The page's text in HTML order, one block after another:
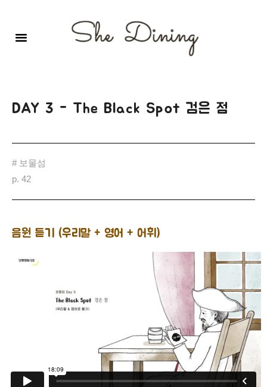
DAY 3 - The Black Spot 검은 점
# 보물섬
p. 42
음원 듣기 (우리말 + 영어 + 어휘)